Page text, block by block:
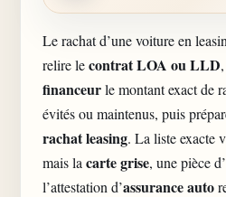
Le rachat d’une voiture en
relire lecontrat LOA ou LLD
financeurle montant exact de
évités ou maintenus, puis
rachat leasing. La liste exacte
mais la carte grise, une pièce
l’attestation d’assurance auto